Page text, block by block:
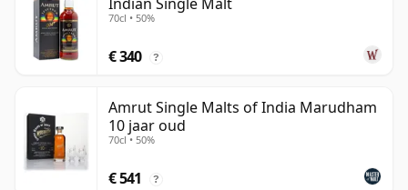
70cl • 50%
€ 340 ?
Amrut Single Malts of India Marudham
10 jaar oud
70cl • 50%
€ 541 ?